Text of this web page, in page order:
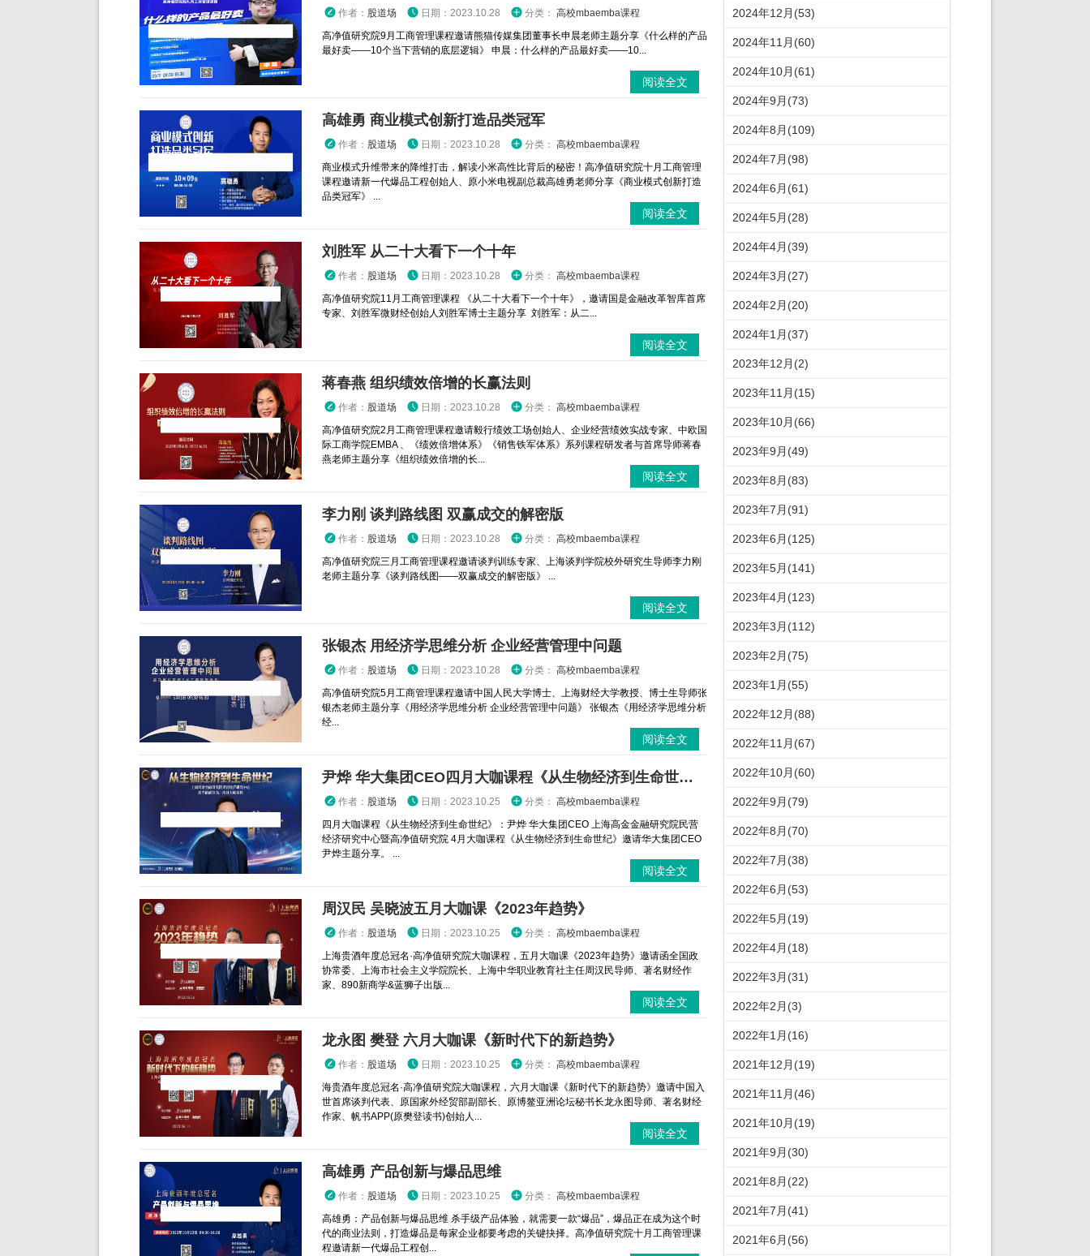
作者： 股道场 日期：2023.10.28 分类： 高校mbaemba课程
高净值研究院9月工商管理课程邀请熊猫传媒集团董事长申晨老师主题分享《什么样的产品
最好卖——10个当下营销的底层逻辑》 申晨：什么样的产品最好卖——10...
阅读全文
高雄勇 商业模式创新打造品类冠军
作者： 股道场 日期：2023.10.28 分类： 高校mbaemba课程
商业模式升维带来的降维打击，解读小米高性比背后的秘密！高净值研究院十月工商管理
课程邀请新一代爆品工程创始人、原小米电视副总裁高雄勇老师分享《商业模式创新打造
品类冠军》 ...
阅读全文
刘胜军 从二十大看下一个十年
作者： 股道场 日期：2023.10.28 分类： 高校mbaemba课程
高净值研究院11月工商管理课程 《从二十大看下一个十年》，邀请国是金融改革智库首席
专家、刘胜军微财经创始人刘胜军博士主题分享 刘胜军：从二...
阅读全文
蒋春燕 组织绩效倍增的长赢法则
作者： 股道场 日期：2023.10.28 分类： 高校mbaemba课程
高净值研究院2月工商管理课程邀请毅行绩效工场创始人、企业经营绩效实战专家、中欧国
际工商学院EMBA 、《绩效倍增体系》《销售铁军体系》系列课程研发者与首席导师蒋春
燕老师主题分享《组织绩效倍增的长...
阅读全文
李力刚 谈判路线图 双赢成交的解密版
作者： 股道场 日期：2023.10.28 分类： 高校mbaemba课程
高净值研究院三月工商管理课程邀请谈判训练专家、上海谈判学院校外研究生导师李力刚
老师主题分享《谈判路线图——双赢成交的解密版》 ...
阅读全文
张银杰 用经济学思维分析 企业经营管理中问题
作者： 股道场 日期：2023.10.28 分类： 高校mbaemba课程
高净值研究院5月工商管理课程邀请中国人民大学博士、上海财经大学教授、博士生导师张
银杰老师主题分享《用经济学思维分析 企业经营管理中问题》 张银杰《用经济学思维分析
经...
阅读全文
尹烨 华大集团CEO四月大咖课程《从生物经济到生命世纪》
作者： 股道场 日期：2023.10.25 分类： 高校mbaemba课程
四月大咖课程《从生物经济到生命世纪》：尹烨 华大集团CEO 上海高金金融研究院民营
经济研究中心暨高净值研究院 4月大咖课程《从生物经济到生命世纪》邀请华大集团CEO
尹烨主题分享。 ...
阅读全文
周汉民 吴晓波五月大咖课《2023年趋势》
作者： 股道场 日期：2023.10.25 分类： 高校mbaemba课程
上海贵酒年度总冠名·高净值研究院大咖课程，五月大咖课《2023年趋势》邀请函全国政
协常委、上海市社会主义学院院长、上海中华职业教育社主任周汉民导师、著名财经作
家、890新商学&蓝狮子出版...
阅读全文
龙永图 樊登 六月大咖课《新时代下的新趋势》
作者： 股道场 日期：2023.10.25 分类： 高校mbaemba课程
海贵酒年度总冠名·高净值研究院大咖课程，六月大咖课《新时代下的新趋势》邀请中国入
世首席谈判代表、原国家外经贸部副部长、原博鳌亚洲论坛秘书长龙永图导师、著名财经
作家、帆书APP(原樊登读书)创始人...
阅读全文
高雄勇 产品创新与爆品思维
作者： 股道场 日期：2023.10.25 分类： 高校mbaemba课程
高雄勇：产品创新与爆品思维 杀手级产品体验，就需要一款“爆品”，爆品正在成为这个时
代的商业法则，打造爆品是每家企业都要考虑的关键抉择。高净值研究院十月工商管理课
程邀请新一代爆品工程创...
2024年12月(53)
2024年11月(60)
2024年10月(61)
2024年9月(73)
2024年8月(109)
2024年7月(98)
2024年6月(61)
2024年5月(28)
2024年4月(39)
2024年3月(27)
2024年2月(20)
2024年1月(37)
2023年12月(2)
2023年11月(15)
2023年10月(66)
2023年9月(49)
2023年8月(83)
2023年7月(91)
2023年6月(125)
2023年5月(141)
2023年4月(123)
2023年3月(112)
2023年2月(75)
2023年1月(55)
2022年12月(88)
2022年11月(67)
2022年10月(60)
2022年9月(79)
2022年8月(70)
2022年7月(38)
2022年6月(53)
2022年5月(19)
2022年4月(18)
2022年3月(31)
2022年2月(3)
2022年1月(16)
2021年12月(19)
2021年11月(46)
2021年10月(19)
2021年9月(30)
2021年8月(22)
2021年7月(41)
2021年6月(56)